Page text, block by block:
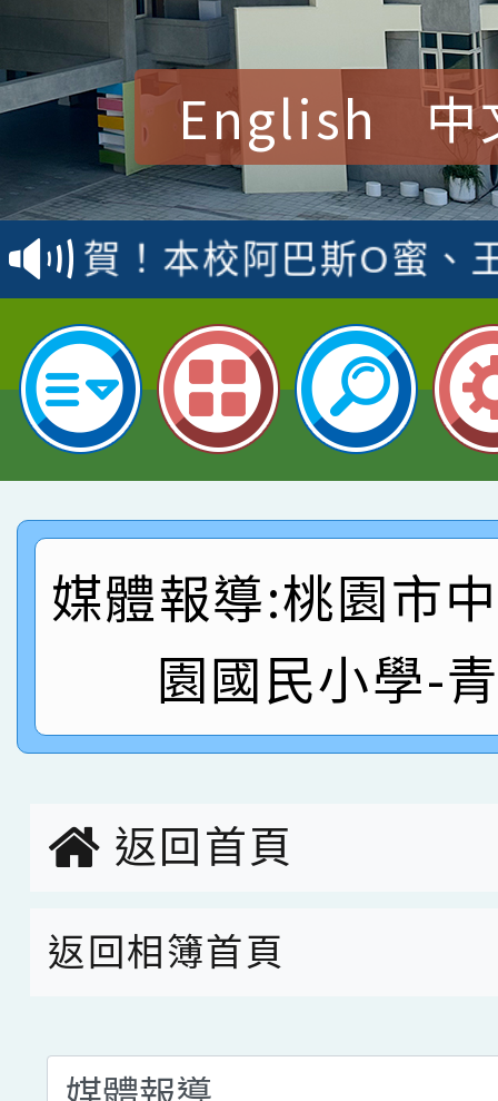
English 中
賀！本校參加桃園市中
賽 洪綺君教師榮獲社
名
賀！本校阿巴斯O蜜、
倩參加桃園市科展 國
名 指導老師王老師、
賀！本校四年二班張O
園市英語競賽國小朗讀
指導老師林老師
賀！本校參加桃園市中
賽 劉文瑛教師榮獲教
賀！本校參與2026世
賽 洪綺君教師榮獲社
名
賀！本校阿巴斯O蜜、
倩參加桃園市科展 國
名 指導老師王老師、
賀！本校四年二班張O
園市英語競賽國小朗
指導老師林老師
賀！本校參加桃園市中
賽 劉文瑛教師榮獲教
臺灣台語-第二名
賀！本校參與2026世
市賽榮獲科學小創客佳
媒體報導:桃園市
園國民小學-
返回首頁
返回相簿首頁